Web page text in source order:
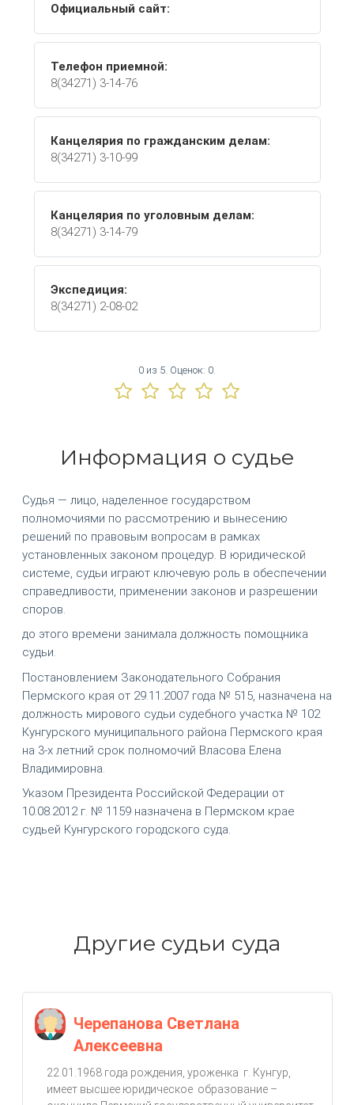
Официальный сайт:
Телефон приемной:
8(34271) 3-14-76
Канцелярия по гражданским делам:
8(34271) 3-10-99
Канцелярия по уголовным делам:
8(34271) 3-14-79
Экспедиция:
8(34271) 2-08-02
0 из 5. Оценок: 0
Информация о судье
Судья — лицо, наделенное государством
полномочиями по рассмотрению и вынесению
решений по правовым вопросам в рамках
установленных законом процедур. В юридической
системе, судьи играют ключевую роль в обеспечении
справедливости, применении законов и разрешении
споров.
до этого времени занимала должность помощника
судьи.
Постановлением Законодательного Собрания
Пермского края от 29.11.2007 года № 515, назначена на
должность мирового судьи судебного участка № 102
Кунгурского муниципального района Пермского края
на 3-х летний срок полномочий Власова Елена
Владимировна.
Указом Президента Российской Федерации от
10.08.2012 г. № 1159 назначена в Пермском крае
судьей Кунгурского городского суда.
Другие судьи суда
Черепанова Светлана
Алексеевна
22.01.1968 года рождения, уроженка г. Кунгур,
имеет высшее юридическое образование –